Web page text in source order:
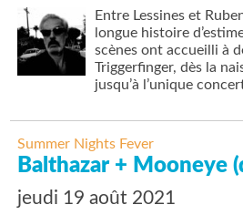
Entre Lessines et
longue histoire
scènes ont accueilli à
Triggerfinger, dès la
jusqu’à l’unique
Summer Nights Fever
Balthazar + Mooneye
jeudi 19 août 2021